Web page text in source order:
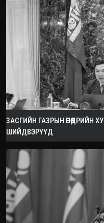
ЗАСГИЙН ГАЗРЫН ӨНӨӨДРИЙН
ШИЙДВЭРҮҮД